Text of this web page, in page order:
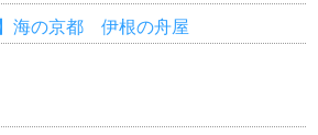
海の京都 伊根の舟屋